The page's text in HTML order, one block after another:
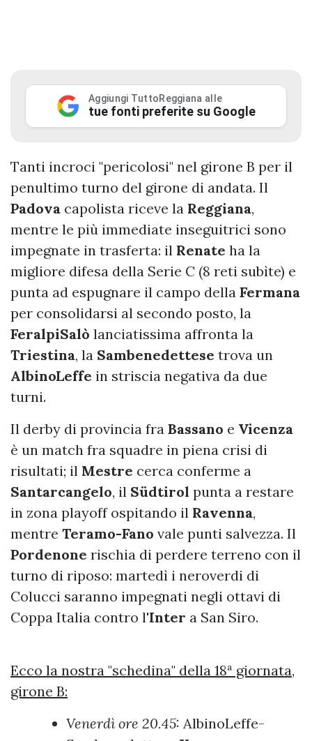
Aggiungi TuttoReggiana alle
tue fonti preferite su Google
Tanti incroci "pericolosi" nel girone B per il
penultimo turno del girone di andata. Il
Padova capolista riceve la Reggiana,
mentre le più immediate inseguitrici sono
impegnate in trasferta: il Renate ha la
migliore difesa della Serie C (8 reti subìte) e
punta ad espugnare il campo della Fermana
per consolidarsi al secondo posto, la
FeralpiSalò lanciatissima affronta la
Triestina, la Sambenedettese trova un
AlbinoLeffe in striscia negativa da due
turni.
Il derby di provincia fra Bassano e Vicenza
è un match fra squadre in piena crisi di
risultati; il Mestre cerca conferme a
Santarcangelo, il Südtirol punta a restare
in zona playoff ospitando il Ravenna,
mentre Teramo-Fano vale punti salvezza. Il
Pordenone rischia di perdere terreno con il
turno di riposo: martedì i neroverdi di
Colucci saranno impegnati negli ottavi di
Coppa Italia contro l'Inter a San Siro.
Ecco la nostra "schedina" della 18ª giornata,
girone B:
Venerdì ore 20.45: AlbinoLeffe-